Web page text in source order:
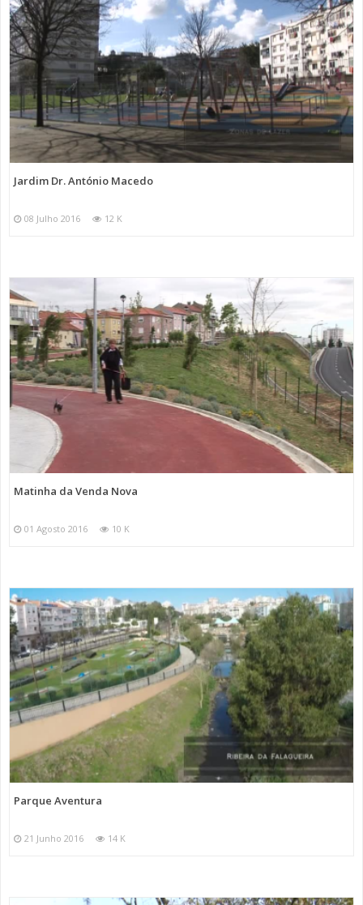
Jardim Dr. António Macedo
08 Julho 2016 12 K
Matinha da Venda Nova
01 Agosto 2016 10 K
Parque Aventura
21 Junho 2016 14 K